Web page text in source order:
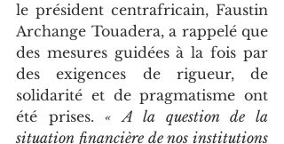
le président centrafricain, Faustin
Archange Touadera, a rappelé que
des mesures guidées à la fois par
des exigences de rigueur, de
solidarité et de pragmatisme ont
été prises. « A la question de la
situation financière de nos institutions